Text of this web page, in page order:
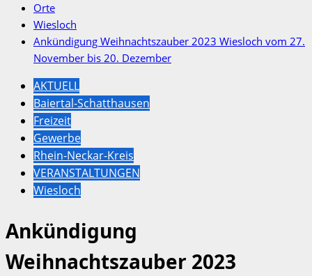
Orte
Wiesloch
Ankündigung Weihnachtszauber 2023 Wiesloch vom 27.
November bis 20. Dezember
AKTUELL
Baiertal-Schatthausen
Freizeit
Gewerbe
Rhein-Neckar-Kreis
VERANSTALTUNGEN
Wiesloch
Ankündigung
Weihnachtszauber 2023